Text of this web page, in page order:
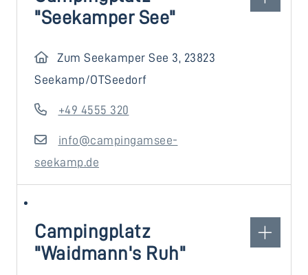
"Seekamper See"
Zum Seekamper See 3, 23823
Seekamp/OTSeedorf
+49 4555 320
info@campingamsee-
seekamp.de
Campingplatz
"Waidmann's Ruh"